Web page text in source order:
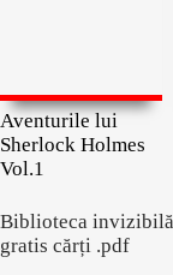
Aventurile lui
Sherlock Holmes
Vol.1
Biblioteca invizibilă
gratis cărți .pdf